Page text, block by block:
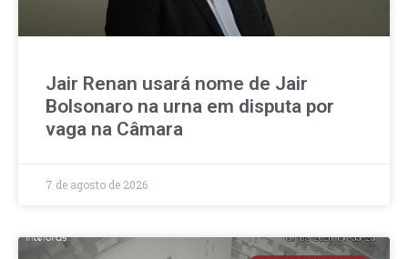
Jair Renan usará nome de Jair
Bolsonaro na urna em disputa por
vaga na Câmara
7 de agosto de 2026